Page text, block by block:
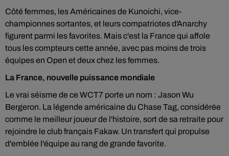
Côté femmes, les Américaines de Kunoichi, vice-
championnes sortantes, et leurs compatriotes d'Anarchy
figurent parmi les favorites. Mais c'est la France qui affole
tous les compteurs cette année, avec pas moins de trois
équipes en Open et deux chez les femmes.
La France, nouvelle puissance mondiale
Le vrai séisme de ce WCT7 porte un nom : Jason Wu
Bergeron. La légende américaine du Chase Tag, considérée
comme le meilleur joueur de l'histoire, sort de sa retraite pour
rejoindre le club français Fakaw. Un transfert qui propulse
d'emblée l'équipe au rang de grande favorite.